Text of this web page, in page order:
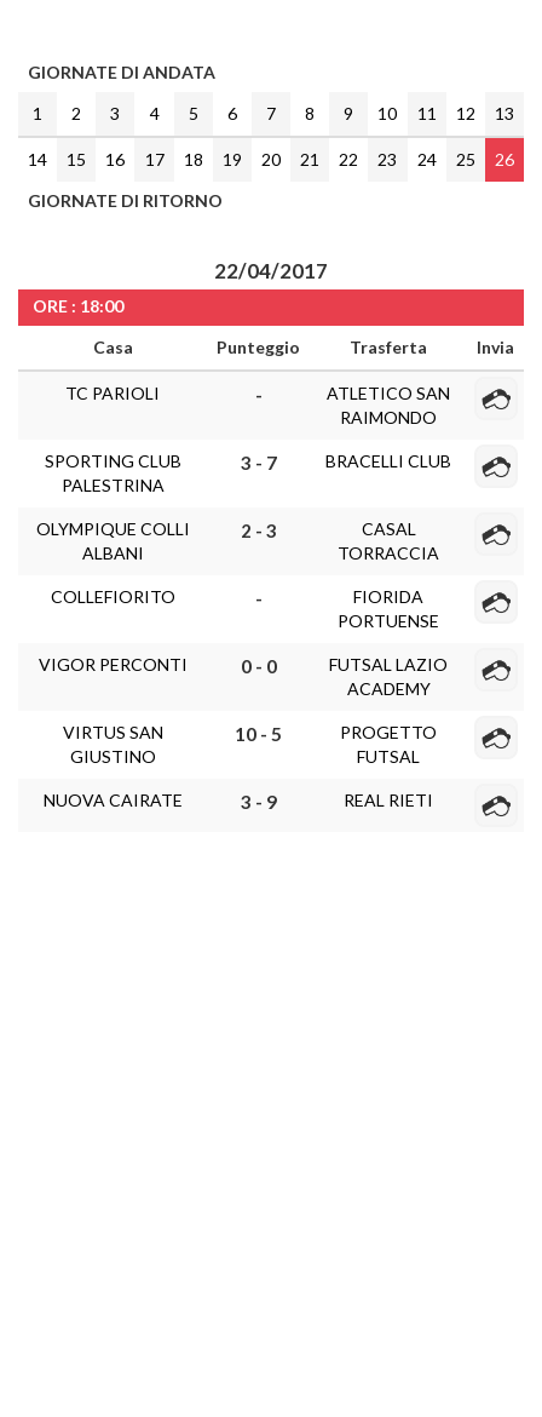
GIORNATE DI ANDATA
1
2 3 4 5 6 7 8 9 10 11 12 13
14 15 16 17 18 19 20 21 22 23 24 25
26
GIORNATE DI RITORNO
22/04/2017
ORE : 18:00
Casa
Punteggio Trasferta Invia
TC PARIOLI -
ATLETICO SAN
RAIMONDO
SPORTING CLUB
PALESTRINA
3 - 7 BRACELLI CLUB
OLYMPIQUE COLLI
ALBANI
2 - 3
CASAL
TORRACCIA
COLLEFIORITO -
FIORIDA
PORTUENSE
VIGOR PERCONTI 0 - 0
FUTSAL LAZIO
ACADEMY
VIRTUS SAN
GIUSTINO
10 - 5
PROGETTO
FUTSAL
NUOVA CAIRATE 3 - 9 REAL RIETI